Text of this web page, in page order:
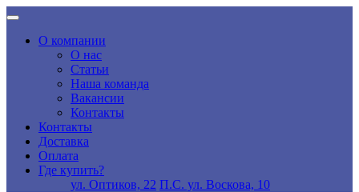
О компании
О нас
Статьи
Наша команда
Вакансии
Контакты
Контакты
Доставка
Оплата
Где купить?
ул. Оптиков, 22 П.С. ул. Воскова, 10